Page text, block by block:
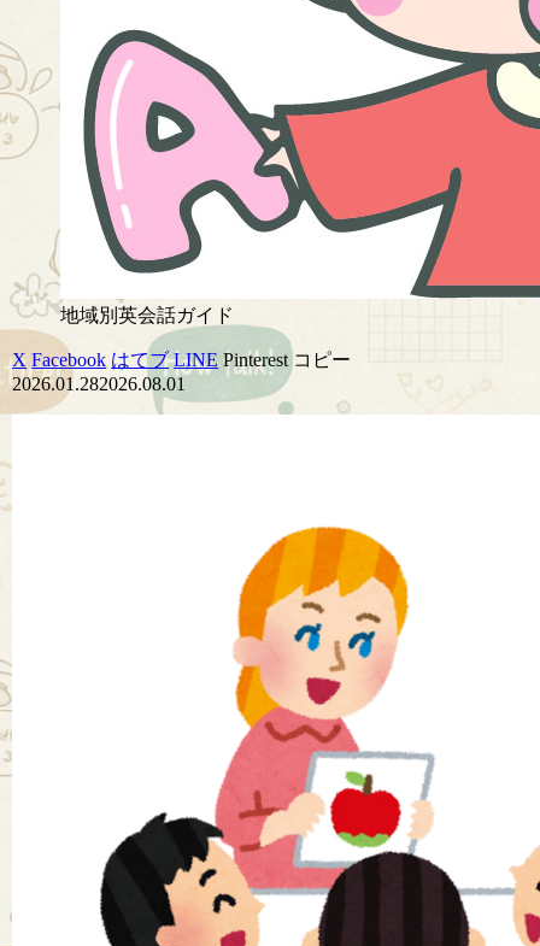
地域別英会話ガイド
X Facebook はてブ LINE Pinterest コピー
2026.01.282026.08.01